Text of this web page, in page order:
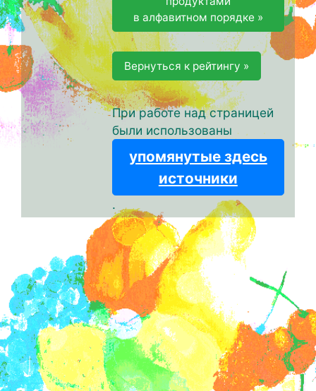
в алфавитном порядке »
Вернуться к рейтингу »
При работе над страницей
были использованы
упомянутые здесь
источники
.